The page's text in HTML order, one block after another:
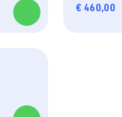
€ 460,00